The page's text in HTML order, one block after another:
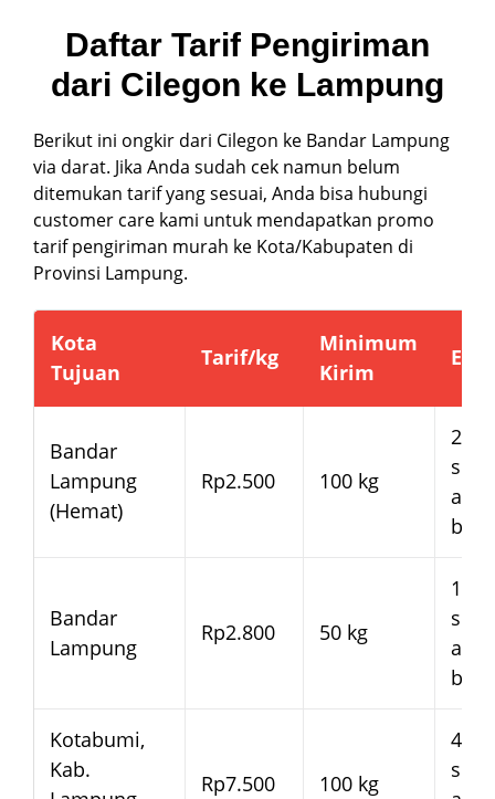
Daftar Tarif Pengiriman
dari Cilegon ke Lampung
Berikut ini ongkir dari Cilegon ke Bandar Lampung
via darat. Jika Anda sudah cek namun belum
ditemukan tarif yang sesuai, Anda bisa hubungi
customer care kami untuk mendapatkan promo
tarif pengiriman murah ke Kota/Kabupaten di
Provinsi Lampung.
Kota
Tujuan
Tarif/kg
Minimum
Kirim
Bandar
Lampung
(Hemat)
Rp2.500 100 kg
2–3
Bandar
Lampung
Rp2.800 50 kg
1–2
Kotabumi,
Kab.
Rp7.500 100 kg
4–7